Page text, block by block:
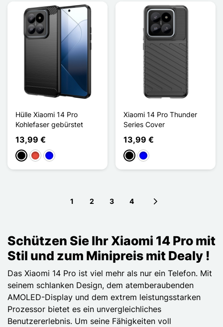
Hülle Xiaomi 14 Pro
Kohlefaser gebürstet
13,99 €
Schwarz
Rot Blau
Xiaomi 14 Pro Thunder
Series Cover
13,99 €
Schwarz
Blau
1 2 3 4
Schützen Sie Ihr Xiaomi 14 Pro mit
Stil und zum Minipreis mit Dealy !
Das Xiaomi 14 Pro ist viel mehr als nur ein Telefon. Mit
seinem schlanken Design, dem atemberaubenden
AMOLED-Display und dem extrem leistungsstarken
Prozessor bietet es ein unvergleichliches
Benutzererlebnis. Um seine Fähigkeiten voll